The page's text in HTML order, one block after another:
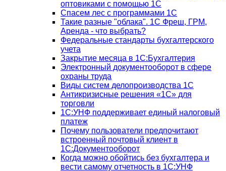
оптовиками с помощью 1С
Спасем лес с программами 1С
Такие разные "облака". 1С Фреш, ГРМ,
Аренда - что выбрать?
Федеральные стандарты бухгалтерского
учета
Закрытие месяца в 1С:Бухгалтерия
Электронный документооборот в сфере
охраны труда
Виды систем делопроизводства 1C
Антикризисные решения «1С» для
торговли
1С:УНФ поддерживает единый налоговый
платеж
Почему пользователи предпочитают
встроенный почтовый клиент в
1С:Документооборот
Когда можно обойтись без бухгалтера и
вести самому отчетность в 1С:УНФ